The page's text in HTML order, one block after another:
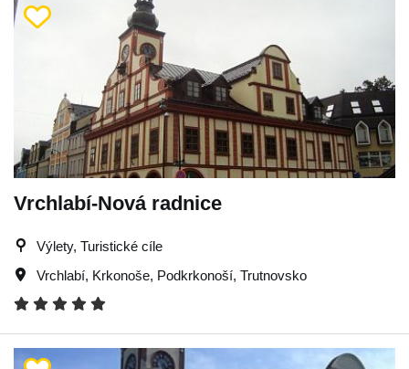
Vrchlabí-Nová radnice
Výlety, Turistické cíle
Vrchlabí, Krkonoše, Podkrkonoší, Trutnovsko